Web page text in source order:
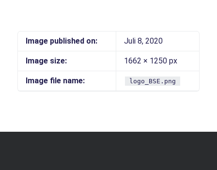
Image published on: Juli 8, 2020
Image size: 1662 × 1250 px
Image file name: logo_BSE.png